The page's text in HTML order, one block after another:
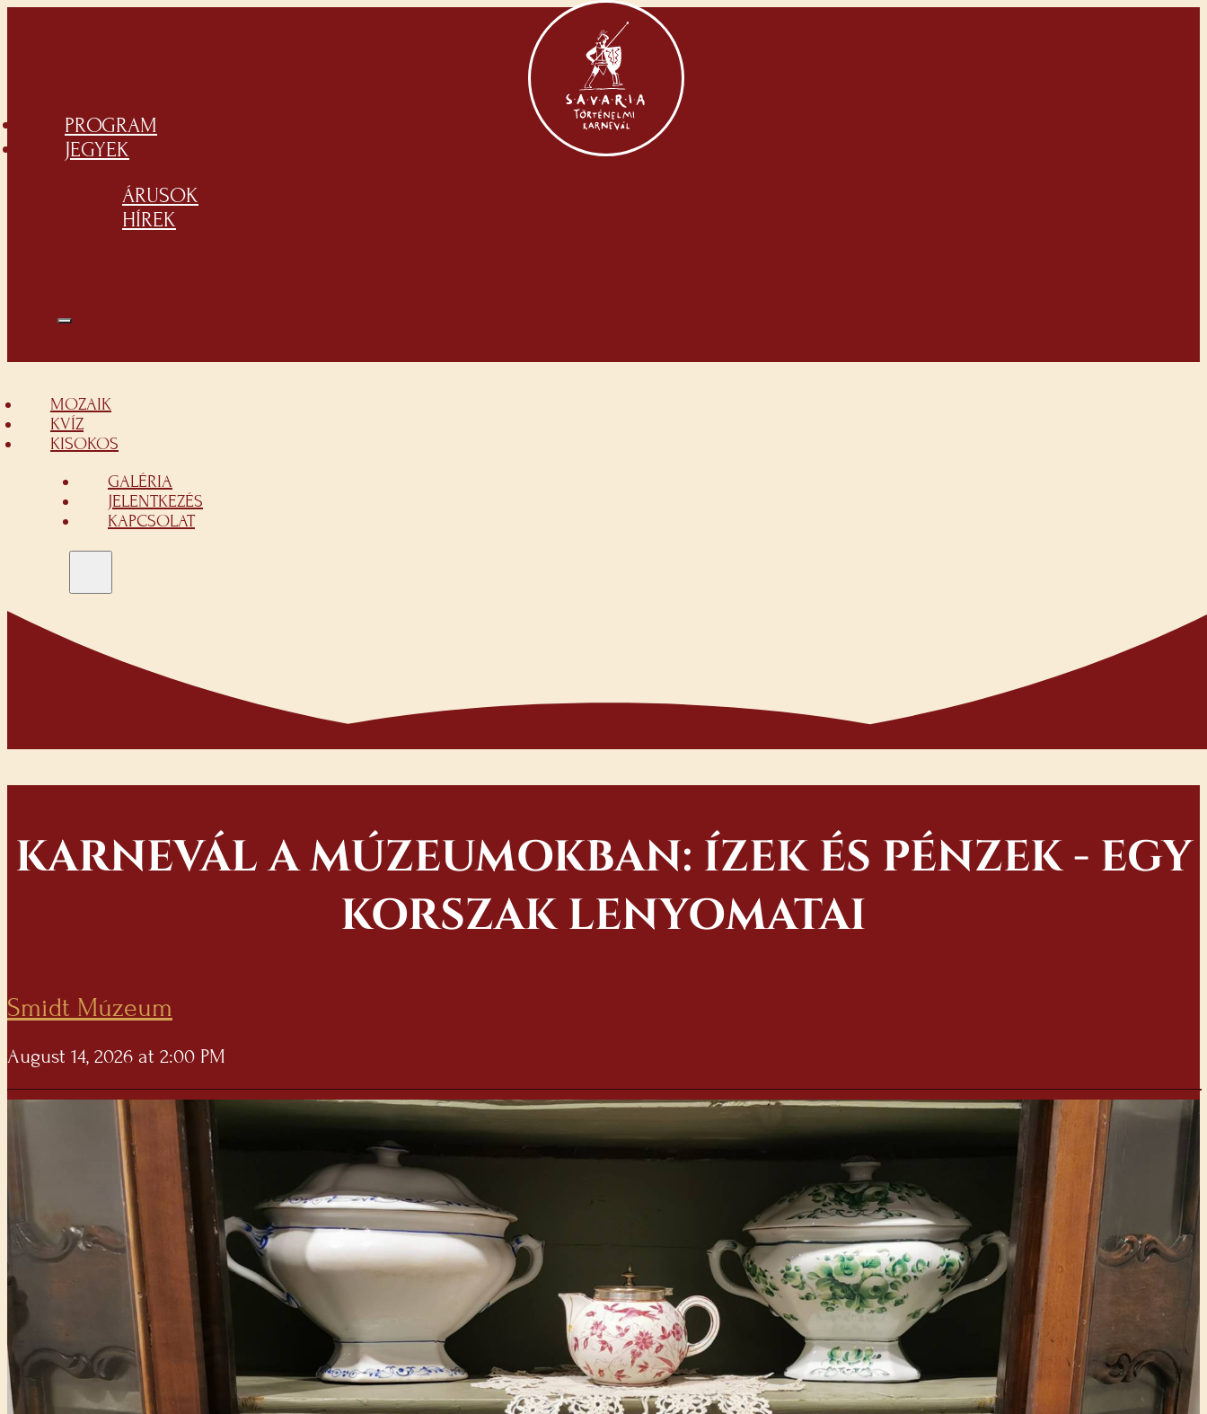
PROGRAM
JEGYEK
ÁRUSOK
HÍREK
MOZAIK
KVÍZ
KISOKOS
GALÉRIA
JELENTKEZÉS
KAPCSOLAT
KARNEVÁL A MÚZEUMOKBAN: ÍZEK ÉS PÉNZEK - EGY
KORSZAK LENYOMATAI
Smidt Múzeum
August 14, 2026 at 2:00 PM